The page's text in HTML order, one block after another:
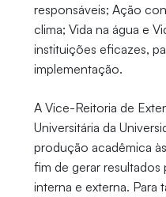
responsáveis; Ação
clima; Vida na água e
instituições eficazes,
implementação.
A Vice-Reitoria de
Universitária da
produção acadêmica
fim de gerar resultados
interna e externa. Para